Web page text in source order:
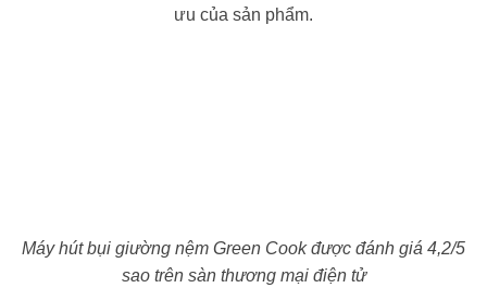
ưu của sản phẩm.
Máy hút bụi giường nệm Green Cook được đánh giá 4,2/5
sao trên sàn thương mại điện tử